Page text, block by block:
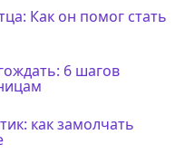
Как он помог стать
6 шагов
как замолчать